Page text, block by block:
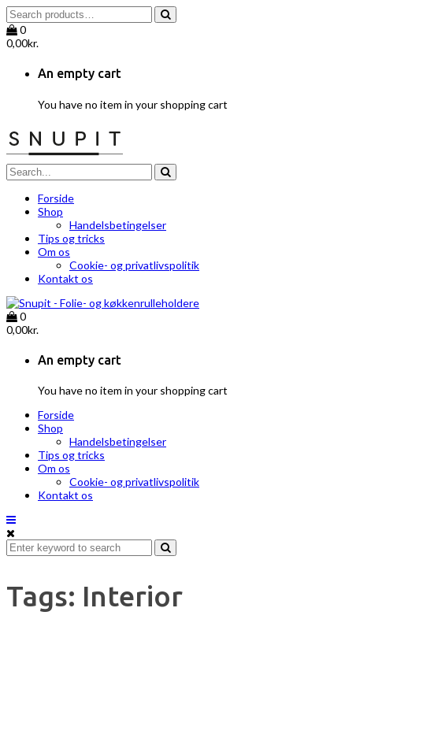
0
0,00kr.
An empty cart
You have no item in your shopping cart
Forside
Shop
Handelsbetingelser
Tips og tricks
Om os
Cookie- og privatlivspolitik
Kontakt os
0
0,00kr.
An empty cart
You have no item in your shopping cart
Forside
Shop
Handelsbetingelser
Tips og tricks
Om os
Cookie- og privatlivspolitik
Kontakt os
Tags: Interior